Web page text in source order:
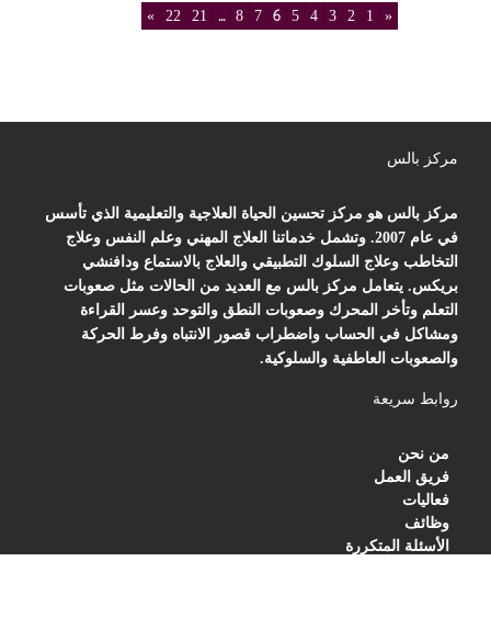
«
1
2
3
4
5
6
7
8
...
21
22
»
مركز بالس
مركز بالس هو مركز تحسين الحياة العلاجية والتعليمية الذي تأسس
في عام 2007. وتشمل خدماتنا العلاج المهني وعلم النفس وعلاج
التخاطب وعلاج السلوك التطبيقي والعلاج بالاستماع ودافنشي
بريكس. يتعامل مركز بالس مع العديد من الحالات مثل صعوبات
التعلم وتأخر المحرك وصعوبات النطق والتوحد وعسر القراءة
ومشاكل في الحساب واضطراب قصور الانتباه وفرط الحركة
والصعوبات العاطفية والسلوكية.
روابط سريعة
من نحن
فريق العمل
فعاليات
وظائف
الأسئلة المتكررة